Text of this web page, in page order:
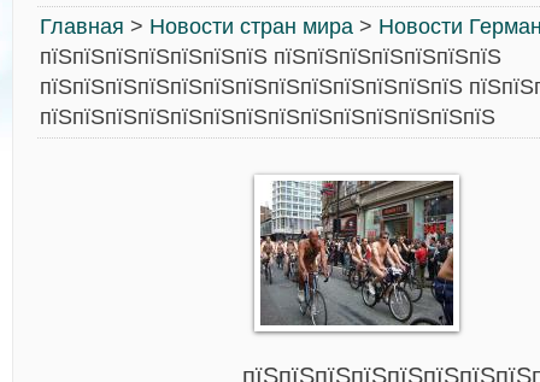
Главная > Новости стран мира > Новости
пїЅпїЅпїЅпїЅпїЅпїЅпїЅ пїЅпїЅпїЅпїЅпїЅпїЅпїЅ
пїЅпїЅпїЅпїЅпїЅпїЅпїЅпїЅпїЅпїЅпїЅпїЅпїЅ
пїЅпїЅпїЅпїЅпїЅпїЅпїЅпїЅпїЅпїЅпїЅпїЅпїЅпїЅ